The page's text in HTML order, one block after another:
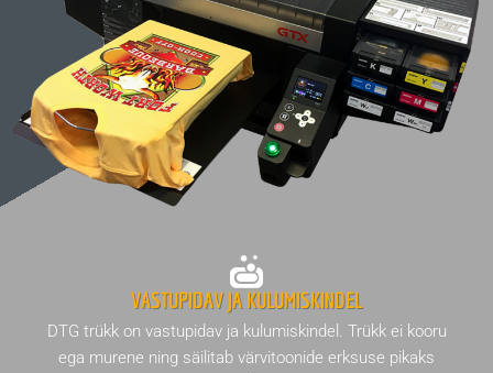
VASTUPIDAV JA KULUMISKINDEL
DTG trükk on vastupidav ja kulumiskindel. Trükk ei kooru
ega murene ning säilitab värvitoonide erksuse pikaks